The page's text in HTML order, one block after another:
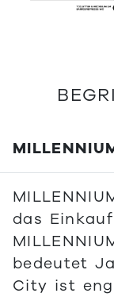
das
bedeutet
City ist